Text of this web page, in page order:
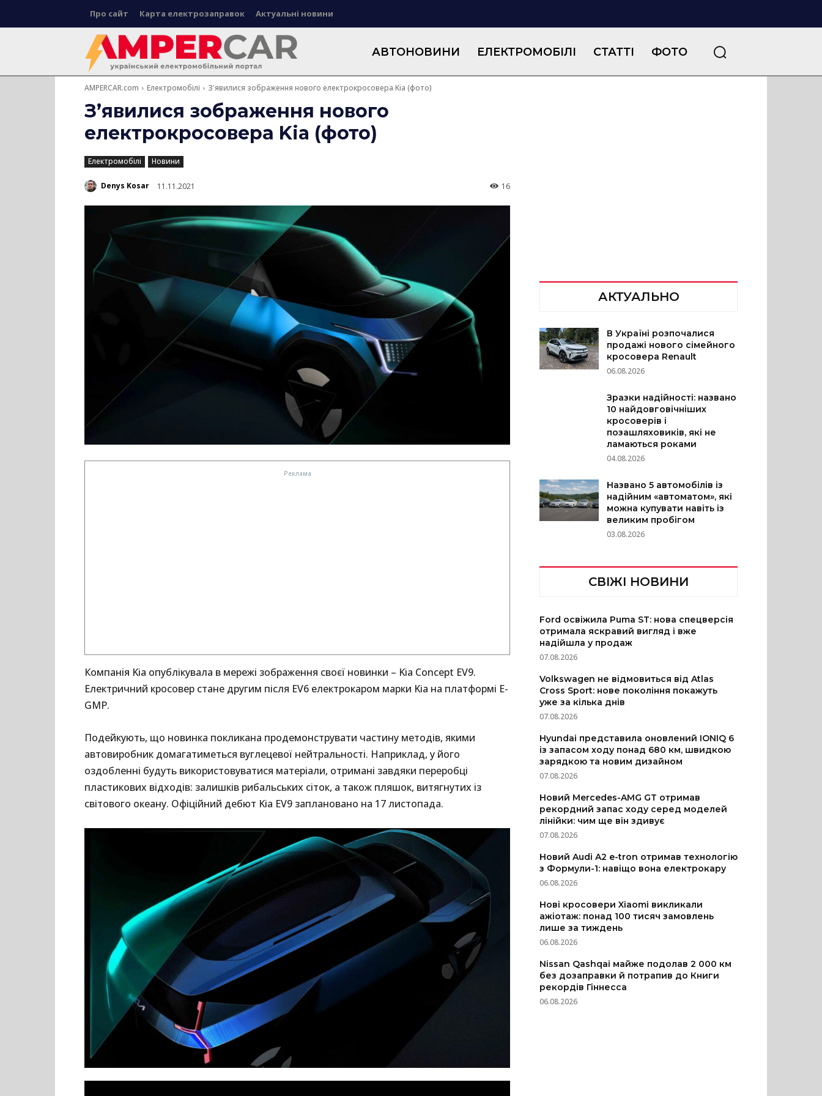
Про сайт Карта електрозаправок Актуальні новини
АВТОНОВИНИ ЕЛЕКТРОМОБІЛІ СТАТТІ ФОТО
AMPERCAR.com Електромобілі З'явилися зображення нового електрокросовера Kia (фото)
З’явилися зображення нового
електрокросовера Kia (фото)
Електромобілі Новини
Denys Kosar 11.11.2021 16
Компанія Kia опублікувала в мережі зображення своєї новинки – Kia Concept EV9.
Електричний кросовер стане другим після EV6 електрокаром марки Kia на платформі E-
GMP.
Подейкують, що новинка покликана продемонструвати частину методів, якими
автовиробник домагатиметься вуглецевої нейтральності. Наприклад, у його
оздобленні будуть використовуватися матеріали, отримані завдяки переробці
пластикових відходів: залишків рибальських сіток, а також пляшок, витягнутих із
світового океану. Офіційний дебют Kia EV9 заплановано на 17 листопада.
АКТУАЛЬНО
В Україні розпочалися
продажі нового сімейного
кросовера Renault
06.08.2026
Зразки надійності: названо
10 найдовговічніших
кросоверів і
позашляховиків, які не
ламаються роками
04.08.2026
Названо 5 автомобілів із
надійним «автоматом», які
можна купувати навіть із
великим пробігом
03.08.2026
СВІЖІ НОВИНИ
Ford освіжила Puma ST: нова спецверсія
отримала яскравий вигляд і вже
надійшла у продаж
07.08.2026
Volkswagen не відмовиться від Atlas
Cross Sport: нове покоління покажуть
уже за кілька днів
07.08.2026
Hyundai представила оновлений IONIQ 6
із запасом ходу понад 680 км, швидкою
зарядкою та новим дизайном
07.08.2026
Новий Mercedes-AMG GT отримав
рекордний запас ходу серед моделей
лінійки: чим ще він здивує
07.08.2026
Новий Audi A2 e-tron отримав технологію
з Формули-1: навіщо вона електрокару
06.08.2026
Нові кросовери Xiaomi викликали
ажіотаж: понад 100 тисяч замовлень
лише за тиждень
06.08.2026
Nissan Qashqai майже подолав 2 000 км
без дозаправки й потрапив до Книги
рекордів Гіннесса
06.08.2026